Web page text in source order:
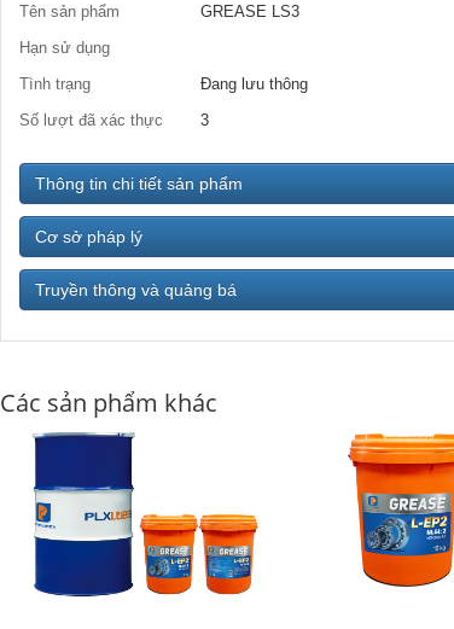
Tên sản phẩm
GREASE LS3
Hạn sử dụng
Tình trạng
Đang lưu thông
Số lượt đã xác thực
3
Thông tin chi tiết sản phẩm
Cơ sở pháp lý
Truyền thông và quảng bá
Các sản phẩm khác